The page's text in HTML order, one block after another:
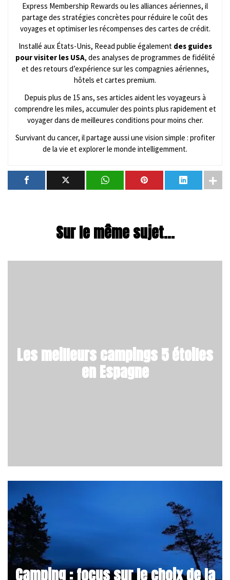
Express Membership Rewards ou les alliances aériennes, il
partage des stratégies concrètes pour réduire le coût des
voyages et optimiser les récompenses des cartes de crédit.
Installé aux États-Unis, Reead publie également des guides
pour visiter les USA, des analyses de programmes de fidélité
et des retours d’expérience sur les compagnies aériennes,
hôtels et cartes premium.
Depuis plus de 15 ans, ses articles aident les voyageurs à
comprendre les miles, accumuler des points plus rapidement et
voyager dans de meilleures conditions pour moins cher.
Survivant du cancer, il partage aussi une vision simple : profiter
de la vie et explorer le monde intelligemment.
Sur le même sujet...
Les meilleurs campings 5 étoiles
en Espagne
Camping : focus sur le choix de la